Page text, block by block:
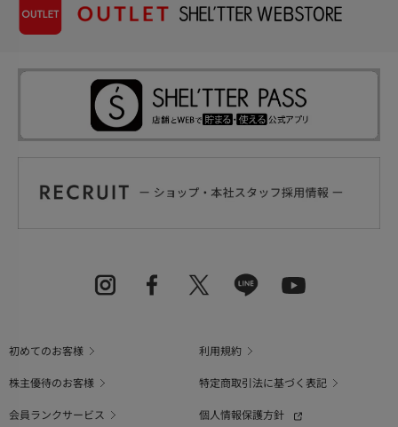
初めてのお客様
利用規約
株主優待のお客様
特定商取引法に基づく表記
会員ランクサービス
個人情報保護方針